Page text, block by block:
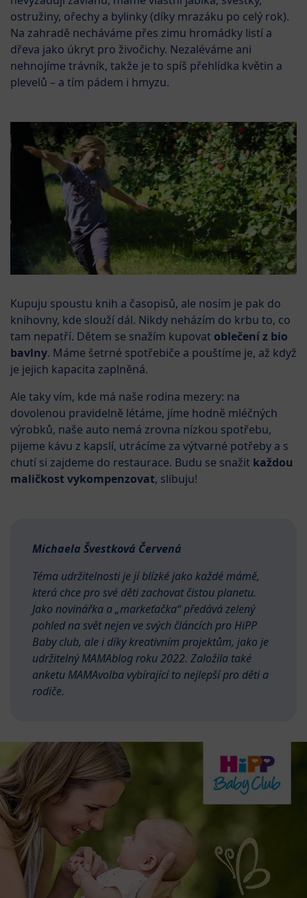
ostružiny, ořechy a bylinky (díky mrazáku po celý rok).
Na zahradě necháváme přes zimu hromádky listí a
dřeva jako úkryt pro živočichy. Nezaléváme ani
nehnojíme trávník, takže je to spíš přehlídka květin a
plevelů – a tím pádem i hmyzu.
Kupuju spoustu knih a časopisů, ale nosím je pak do
knihovny, kde slouží dál. Nikdy neházím do krbu to, co
tam nepatří. Dětem se snažím kupovat oblečení z bio
bavlny. Máme šetrné spotřebiče a pouštíme je, až když
je jejich kapacita zaplněná.
Ale taky vím, kde má naše rodina mezery: na
dovolenou pravidelně létáme, jíme hodně mléčných
výrobků, naše auto nemá zrovna nízkou spotřebu,
pijeme kávu z kapslí, utrácíme za výtvarné potřeby a s
chutí si zajdeme do restaurace. Budu se snažit každou
maličkost vykompenzovat, slibuju!
Michaela Švestková Červená
Téma udržitelnosti je jí blízké jako každé mámě,
která chce pro své děti zachovat čistou planetu.
Jako novinářka a „markeťačka“ předává zelený
pohled na svět nejen ve svých článcích pro HiPP
Baby club, ale i díky kreativním projektům, jako je
udržitelný MAMAblog roku 2022. Založila také
anketu MAMAvolba vybírající to nejlepší pro děti a
rodiče.